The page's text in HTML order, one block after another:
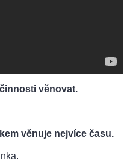
věnovat.
věnuje nejvíce času.